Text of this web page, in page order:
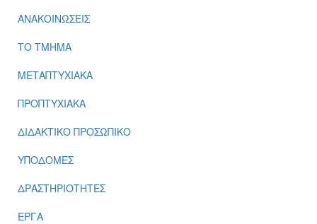
ΑΝΑΚΟΙΝΩΣΕΙΣ
ΤΟ ΤΜΗΜΑ
ΜΕΤΑΠΤΥΧΙΑΚΑ
ΠΡΟΠΤΥΧΙΑΚΑ
ΔΙΔΑΚΤΙΚΟ ΠΡΟΣΩΠΙΚΟ
ΥΠΟΔΟΜΕΣ
ΔΡΑΣΤΗΡΙΟΤΗΤΕΣ
ΕΡΓΑ